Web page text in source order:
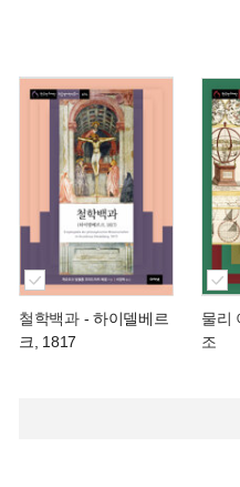
철학백과- 하이델베르
크, 1817
물리
조